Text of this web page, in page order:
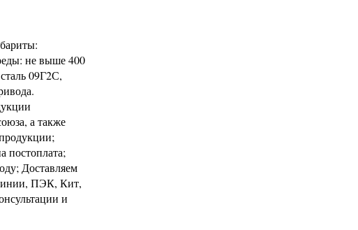
не выше 400
09Г2С,
а также
постоплата;
Доставляем
ПЭК, Кит,
и